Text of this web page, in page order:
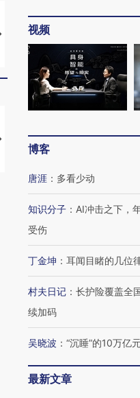
视线｜HYROX的吸金
术：是什么让中产们甘
心“花钱找虐”？
粒摇头
【推广】走进第四届链博
会，让数智科技“链”接产
视频
博客
唐涯 ： 多看少动
知识分子 ： AI冲击之下，
受伤
丁金坤 ： 耳闻目睹的几位
村夫日记 ： 长护险覆盖全
续加码
吴晓波 ： “沉睡”的10万亿
最新文章